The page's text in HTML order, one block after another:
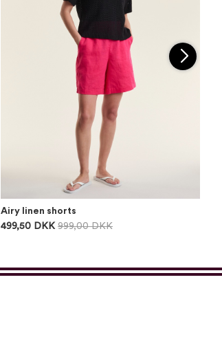
Airy linen shorts
499,50 DKK 999,00 DKK